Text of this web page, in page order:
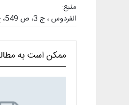
منبع:
الفردوس ، ج 3، ص 549، ح 5715 .
ممکن است به